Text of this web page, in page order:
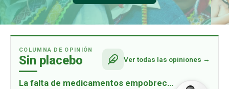
COLUMNA DE OPINIÓN
Sin placebo Ver todas las opiniones →
La falta de medicamentos empobrece